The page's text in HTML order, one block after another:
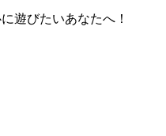
遊びたいあなたへ！